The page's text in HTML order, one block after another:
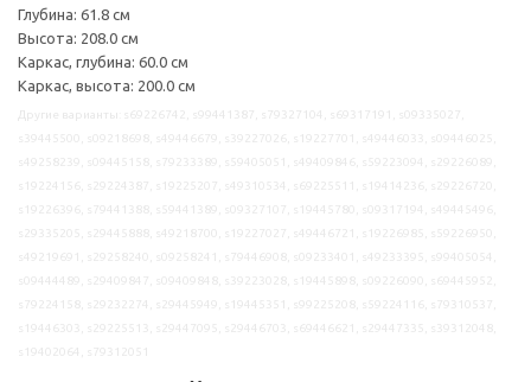
Глубина: 61.8 см
Высота: 208.0 см
Каркас, глубина: 60.0 см
Каркас, высота: 200.0 см